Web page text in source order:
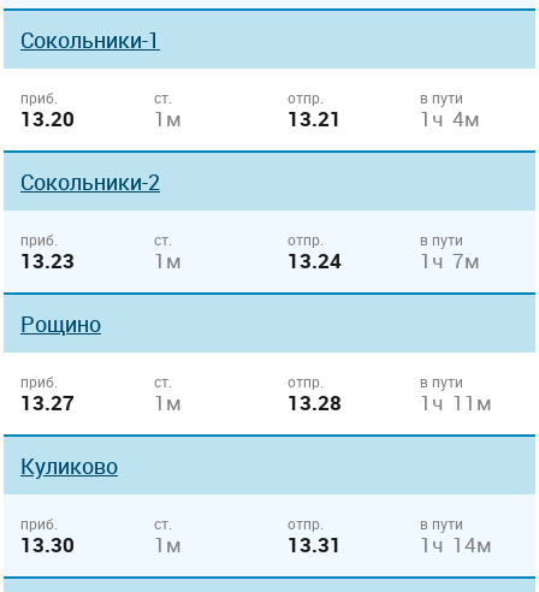
Сокольники-1
приб.
13.20
ст.
1м
отпр.
13.21
в пути
1ч 4м
Сокольники-2
приб.
13.23
ст.
1м
отпр.
13.24
в пути
1ч 7м
Рощино
приб.
13.27
ст.
1м
отпр.
13.28
в пути
1ч 11м
Куликово
приб.
13.30
ст.
1м
отпр.
13.31
в пути
1ч 14м